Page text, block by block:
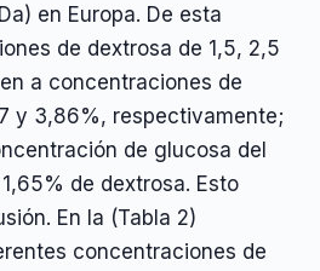
en Europa. De esta
de dextrosa de 1,5, 2,5
a concentraciones de
y 3,86%, respectivamente;
de glucosa del
de dextrosa. Esto
En la (Tabla 2)
concentraciones de